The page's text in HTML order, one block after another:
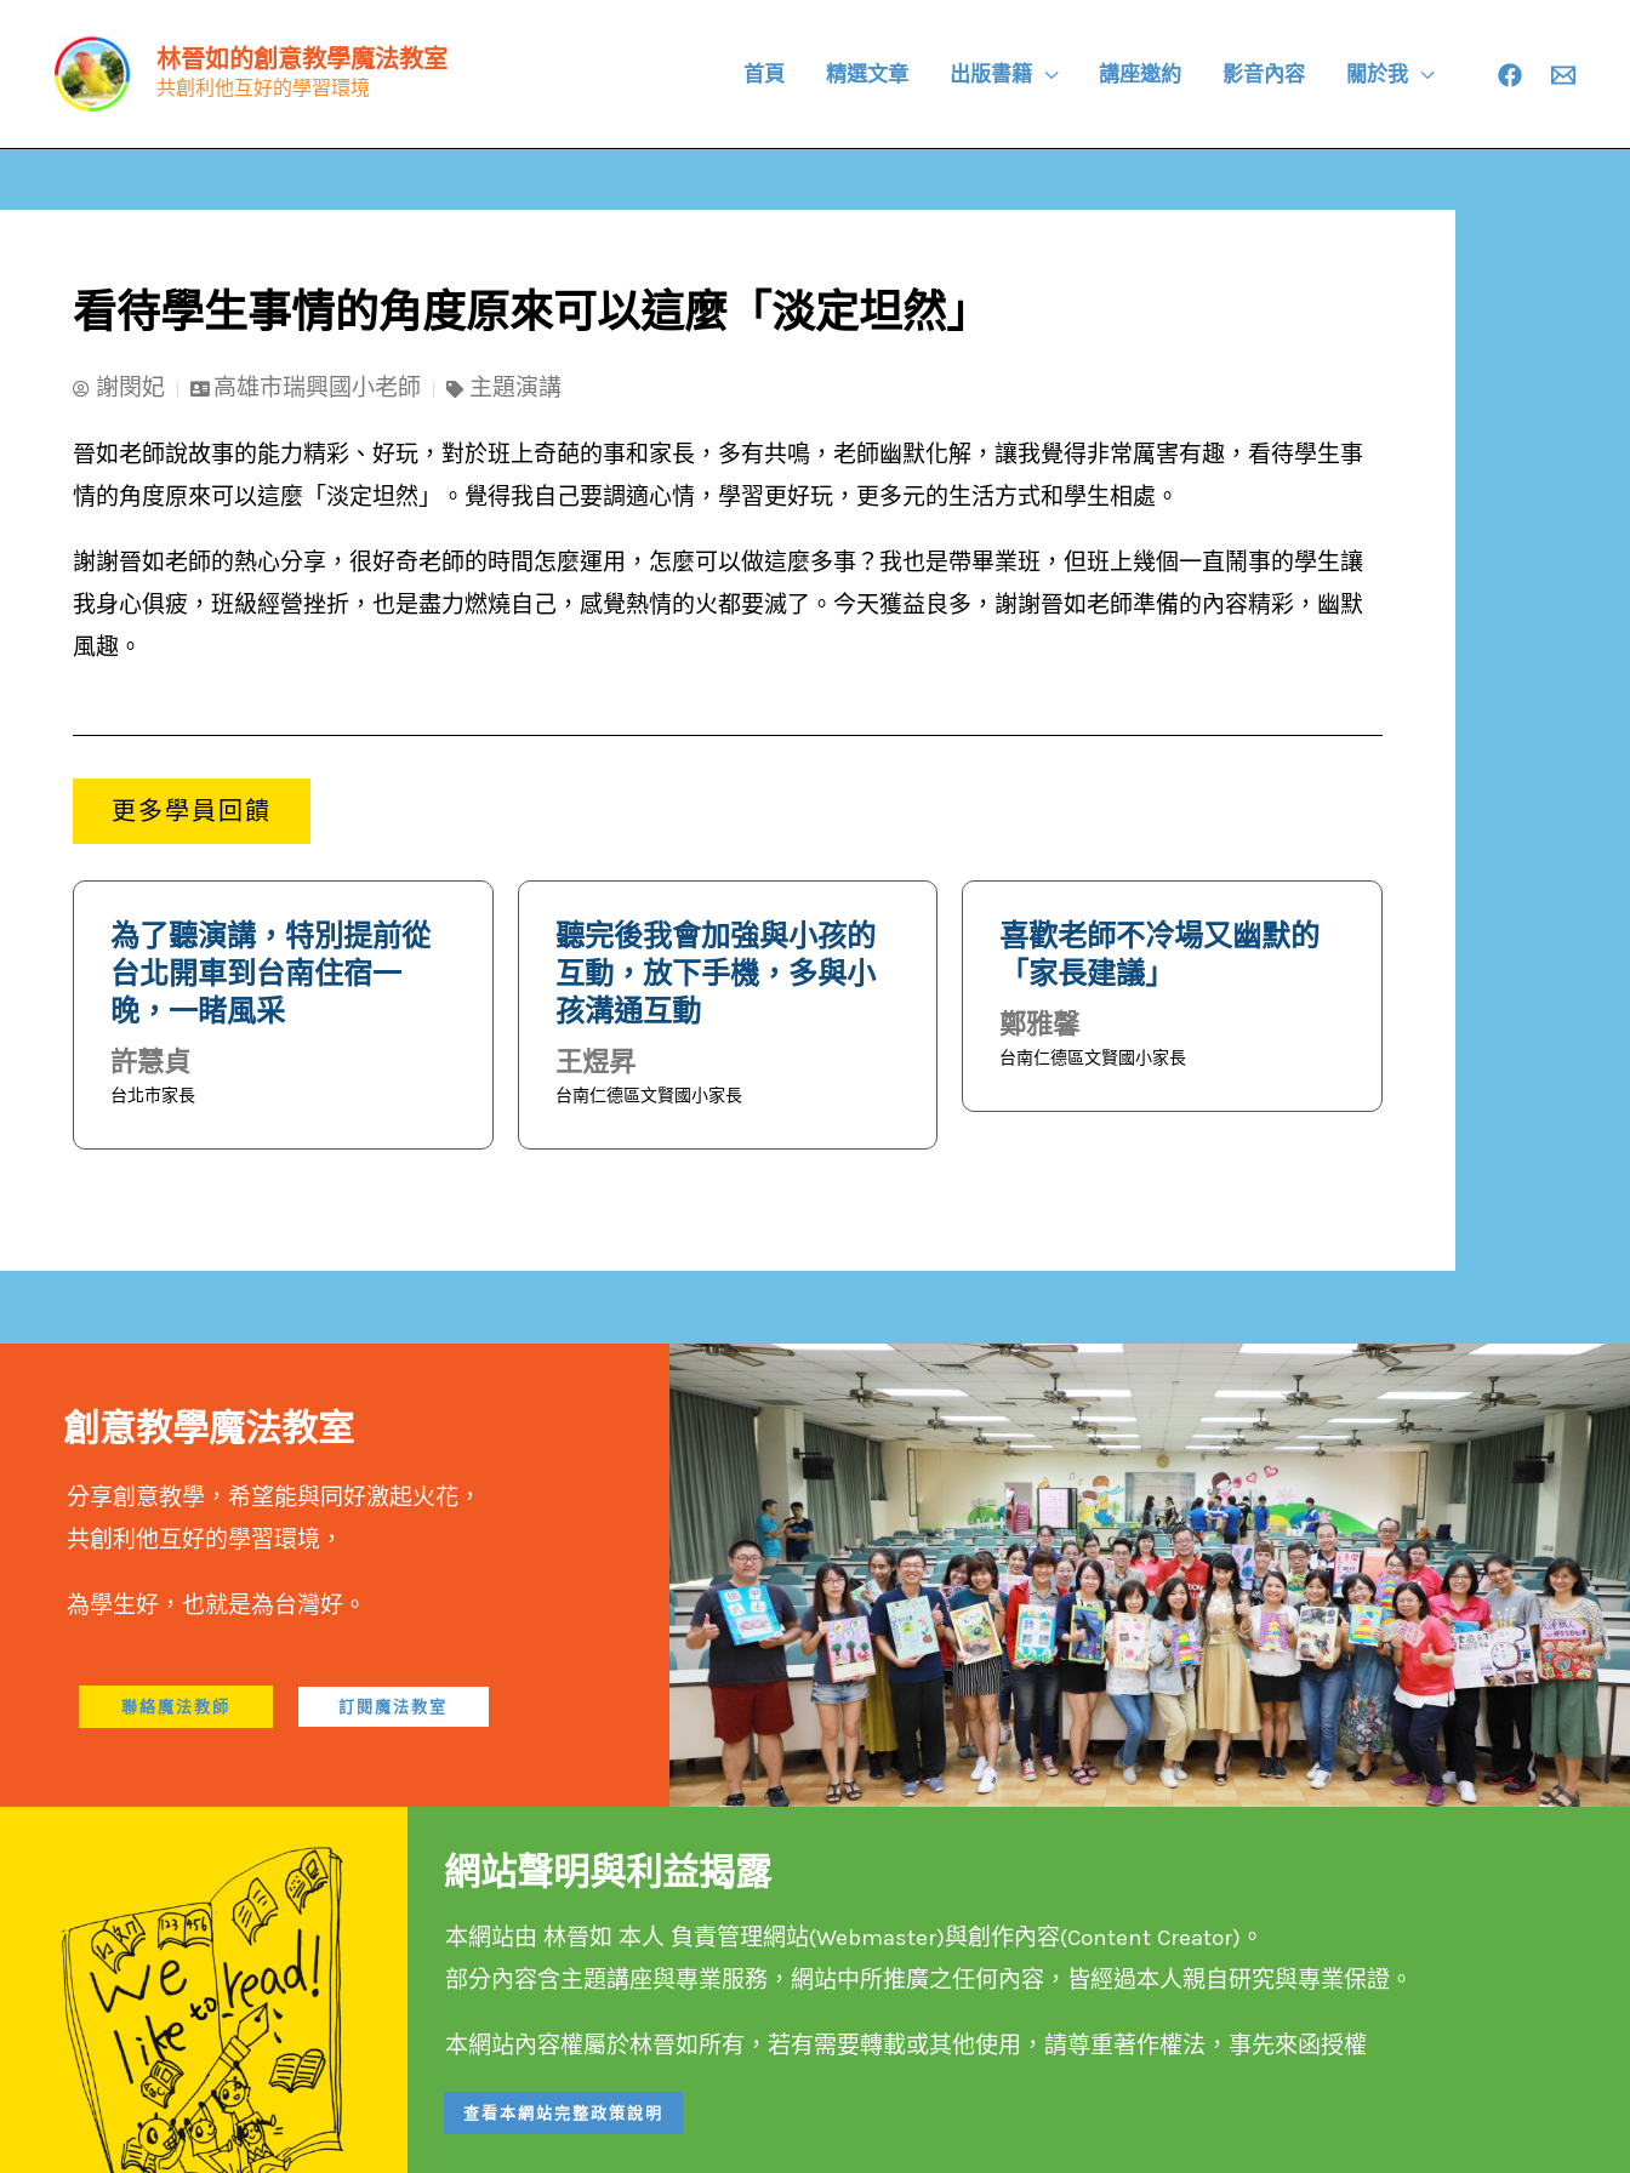
要
林晉如的創意教學魔法教室
共創利他互好的學習環境
首頁 精選文章 出版書籍 講座邀約 影音內容 關於我
看待學生事情的角度原來可以這麼「淡定坦然」
謝閔妃 高雄市瑞興國小老師 主題演講
晉如老師說故事的能力精彩、好玩，對於班上奇葩的事和家長，多有共鳴，老師幽默化解，讓我覺得非常厲害有趣，看待學生事
情的角度原來可以這麼「淡定坦然」。覺得我自己要調適心情，學習更好玩，更多元的生活方式和學生相處。
謝謝晉如老師的熱心分享，很好奇老師的時間怎麼運用，怎麼可以做這麼多事？我也是帶畢業班，但班上幾個一直鬧事的學生讓
我身心俱疲，班級經營挫折，也是盡力燃燒自己，感覺熱情的火都要滅了。今天獲益良多，謝謝晉如老師準備的內容精彩，幽默
風趣。
更多學員回饋
為了聽演講，特別提前從
台北開車到台南住宿一
晚，一睹風采
許慧貞
台北市家長
聽完後我會加強與小孩的
互動，放下手機，多與小
孩溝通互動
王煜昇
台南仁德區文賢國小家長
喜歡老師不冷場又幽默的
「家長建議」
鄭雅馨
台南仁德區文賢國小家長
創意教學魔法教室
分享創意教學，希望能與同好激起火花，
共創利他互好的學習環境，
為學生好，也就是為台灣好。
聯絡魔法教師 訂閱魔法教室
網站聲明與利益揭露
本網站由 林晉如 本人 負責管理網站(Webmaster)與創作內容(Content Creator)。
部分內容含主題講座與專業服務，網站中所推廣之任何內容，皆經過本人親自研究與專業保證。
本網站內容權屬於林晉如所有，若有需要轉載或其他使用，請尊重著作權法，事先來函授權
查看本網站完整政策說明